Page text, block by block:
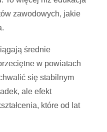
zawodowych, jakie
średnie
w powiatach
się stabilnym
ale efekt
które od lat